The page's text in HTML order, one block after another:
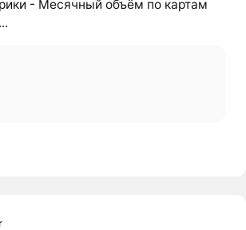
- Месячный объём по картам